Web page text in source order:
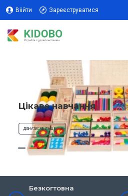
Віійти Зареєструватися
Цікаве навчання
ДІЗНАТИСЯ БІЛЬШЕ
Безкогтовна